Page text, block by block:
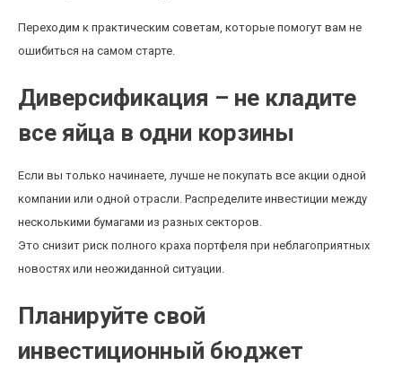
Переходим к практическим советам, которые помогут вам не
ошибиться на самом старте.
Диверсификация – не кладите
все яйца в одни корзины
Если вы только начинаете, лучше не покупать все акции одной
компании или одной отрасли. Распределите инвестиции между
несколькими бумагами из разных секторов.
Это снизит риск полного краха портфеля при неблагоприятных
новостях или неожиданной ситуации.
Планируйте свой
инвестиционный бюджет